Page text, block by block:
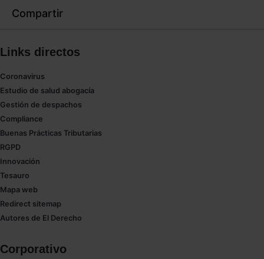
Compartir
Links directos
Coronavirus
Estudio de salud abogacía
Gestión de despachos
Compliance
Buenas Prácticas Tributarias
RGPD
Innovación
Tesauro
Mapa web
Redirect sitemap
Autores de El Derecho
Corporativo